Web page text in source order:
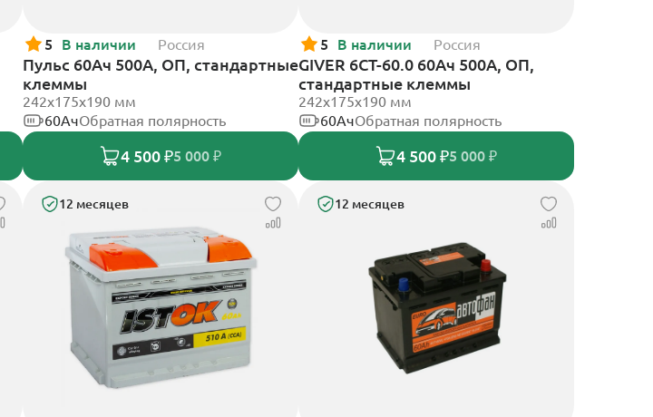
5 В наличии Россия
Пульс 60Ач 500А, ОП, стандартные
клеммы
242x175x190 мм
60АчОбратная полярность
4 500 ₽5 000 ₽
5 В наличии Россия
GIVER 6СТ-60.0 60Ач 500А, ОП,
стандартные клеммы
242х175х190 мм
60АчОбратная полярность
4 500 ₽5 000 ₽
12 месяцев 12 месяцев